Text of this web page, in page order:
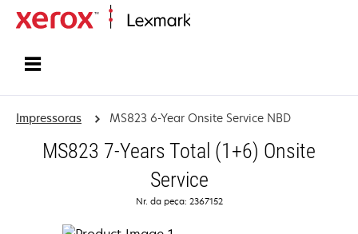
Impressoras MS823 6-Year Onsite Service NBD
MS823 7-Years Total (1+6) Onsite
Service
Nr. da peça: 2367152